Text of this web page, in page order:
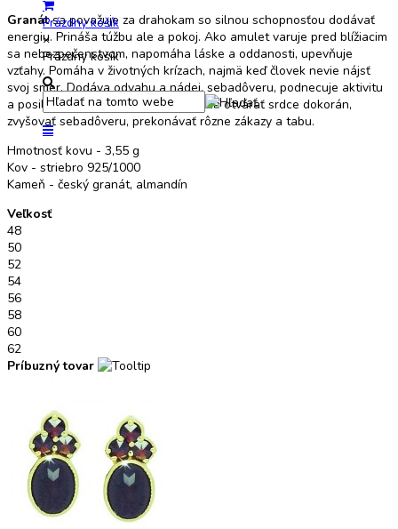
Prázdny košík
×
Prázdny košík
Granátsa považuje za drahokam so silnou schopnosťou dodávať
energiu. Prináša túžbu ale a pokoj. Ako amulet varuje pred blížiacim
sa nebezpečenstvom, napomáha láske a oddanosti, upevňuje
vzťahy. Pomáha v životných krízach, najmä keď človek nevie nájsť
svoj smer. Dodáva odvahu a nádej, sebadôveru, podnecuje aktivitu
a posilňuje pud sebazáchovy. Pomáha otvárať srdce dokorán,
zvyšovať sebadôveru, prekonávať rôzne zákazy a tabu.
Hmotnosť kovu - 3,55 g
Kov - striebro 925/1000
Kameň - český granát, almandín
Veľkosť
48
50
52
54
56
58
60
62
Príbuzný tovar